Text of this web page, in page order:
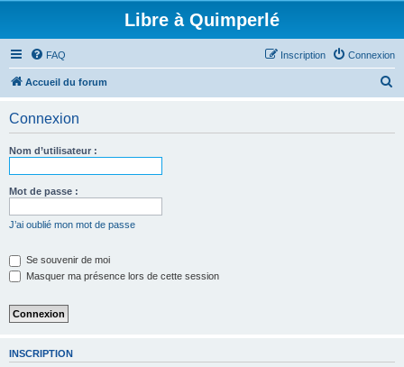
Libre à Quimperlé
FAQ Connexion
Inscription
Accueil du forum
Connexion
Nom d’utilisateur :
Mot de passe :
J’ai oublié mon mot de passe
Se souvenir de moi
Masquer ma présence lors de cette session
INSCRIPTION